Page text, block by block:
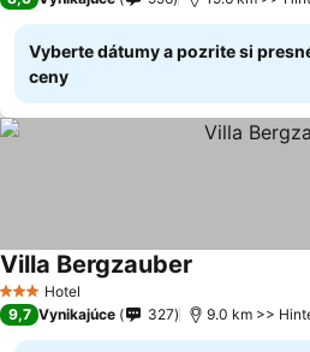
Vyberte dátumy a pozrite si
ceny
3 Počet hviezdičiek
Hotel
Villa Bergzauber
9,7 Vynikajúce 327 9.0 km >>